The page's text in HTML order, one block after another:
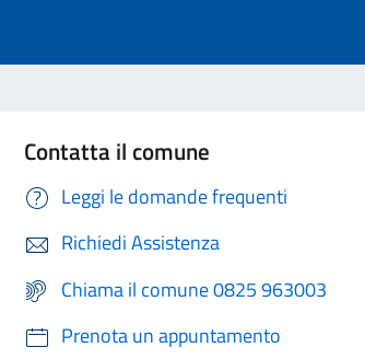
Contatta il comune
Leggi le domande frequenti
Richiedi Assistenza
Chiama il comune 0825 963003
Prenota un appuntamento